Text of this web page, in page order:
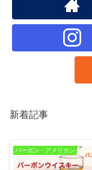
新着記事
バーボン・アメリカン